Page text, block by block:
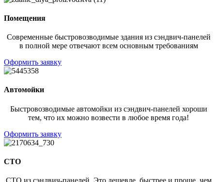
Помещения
Современные быстровозводимые здания из сэндвич-панелей
в полной мере отвечают всем основным требованиям
Оформить заявку
Автомойки
Быстровозводимые автомойки из сэндвич-панелей хороши
тем, что их можно возвести в любое время года!
Оформить заявку
СТО